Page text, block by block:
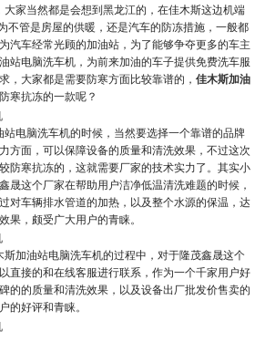
家当然都是会想到黑龙江的，在佳木斯这边机端
不管是房屋的供暖，还是汽车的防冻措施，一般都
汽车经常光顾的加油站，为了能够争夺更多的车主
站电脑洗车机，为前来加油的车子提供免费洗车服
，大家都是需要防寒方面比较靠谱的， 佳木斯加油
寒抗冻的一款呢？
电脑洗车机的时候，当然要选择一个靠谱的品牌
方面，可以保障设备的质量和清洗效果，不过这次
防寒抗冻的，这就需要厂家的技术实力了。其实小
晟这个厂家在帮助用户洁净低温清洗难题的时候，
对车辆排水管道的加热，以及整个水源的保温，达
果，颇受广大用户的青睐。
加油站电脑洗车机的过程中，对于隆茂鑫晟这个
直接的和在线客服进行联系，作为一个千家用户好
的的质量和清洗效果，以及设备出厂批发价售卖的
的好评和青睐。